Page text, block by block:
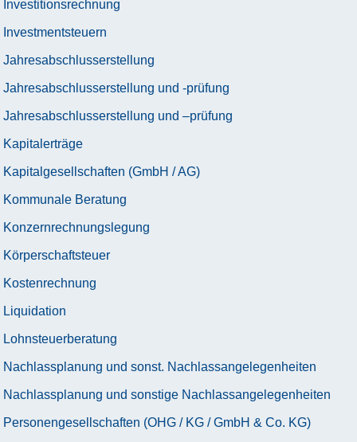
Investitionsrechnung
Investmentsteuern
Jahresabschlusserstellung
Jahresabschlusserstellung und -prüfung
Jahresabschlusserstellung und –prüfung
Kapitalerträge
Kapitalgesellschaften (GmbH / AG)
Kommunale Beratung
Konzernrechnungslegung
Körperschaftsteuer
Kostenrechnung
Liquidation
Lohnsteuerberatung
Nachlassplanung und sonst. Nachlassangelegenheiten
Nachlassplanung und sonstige Nachlassangelegenheiten
Personengesellschaften (OHG / KG / GmbH & Co. KG)